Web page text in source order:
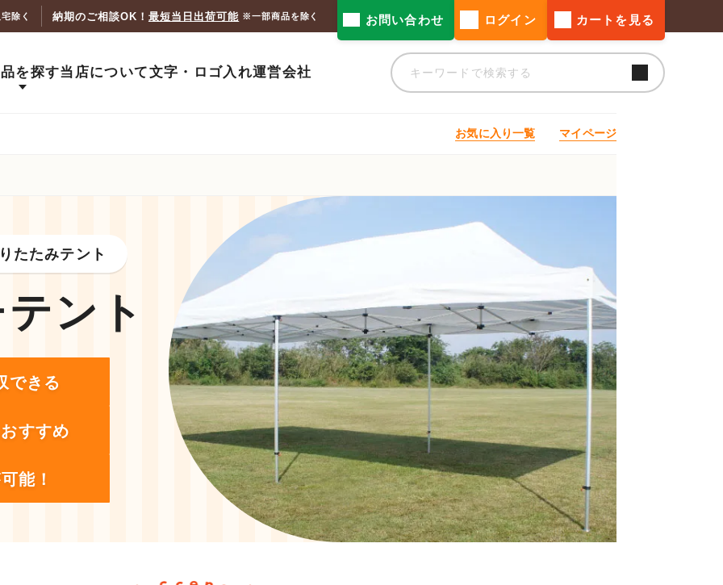
除く 納期のご相談OK！ 最短当日出荷可能 ※一部商品を除く お問い合わせ ログイン カートを見る
を探す当店について文字・ロゴ入れ運営会社
お気に入り一覧 マイページ
たたみテント
ント
できる
すすめ
能！